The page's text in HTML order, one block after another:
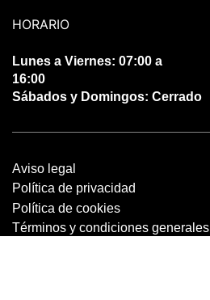
HORARIO
Lunes a Viernes: 07:00 a
16:00
Sábados y Domingos: Cerrado
Aviso legal
Política de privacidad
Política de cookies
Términos y condiciones generales